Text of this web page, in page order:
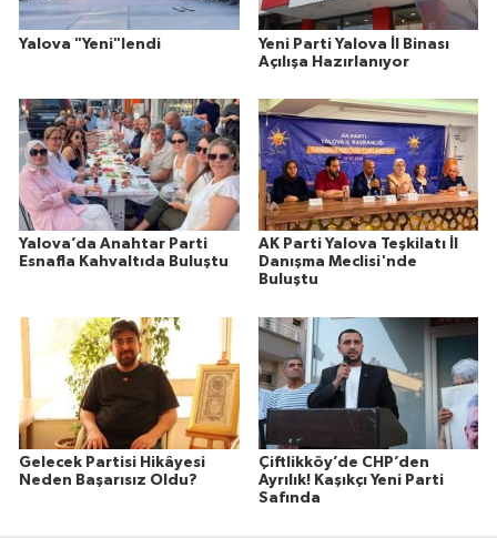
Yalova "Yeni"lendi
Yeni Parti Yalova İl Binası
Açılışa Hazırlanıyor
Yalova’da Anahtar Parti
Esnafla Kahvaltıda Buluştu
AK Parti Yalova Teşkilatı İl
Danışma Meclisi'nde
Buluştu
Gelecek Partisi Hikâyesi
Neden Başarısız Oldu?
Çiftlikköy’de CHP’den
Ayrılık! Kaşıkçı Yeni Parti
Safında